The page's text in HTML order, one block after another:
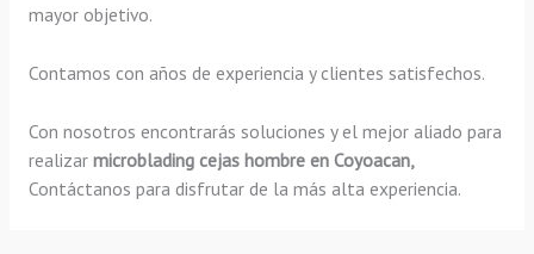
mayor objetivo.
Contamos con años de experiencia y clientes satisfechos.
Con nosotros encontrarás soluciones y el mejor aliado para
realizar microblading cejas hombre en Coyoacan,
Contáctanos para disfrutar de la más alta experiencia.